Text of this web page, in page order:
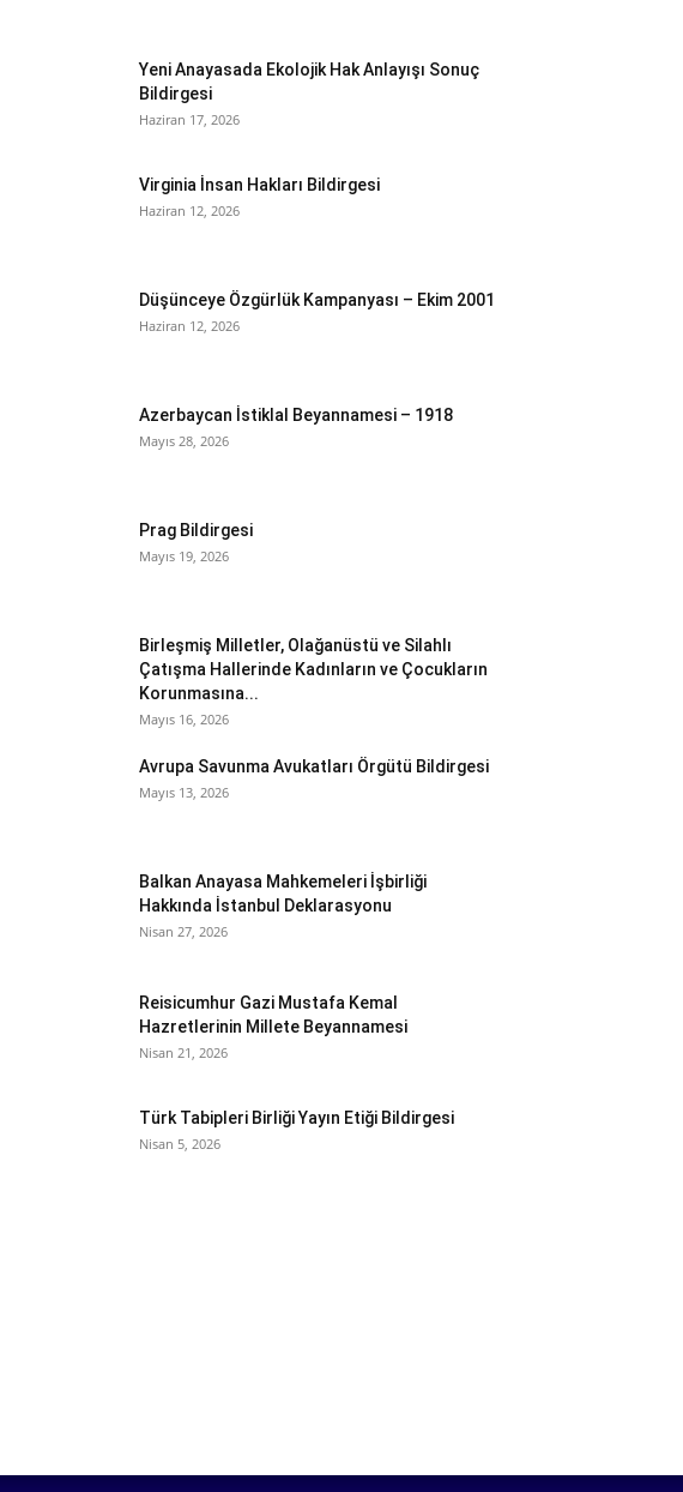
Yeni Anayasada Ekolojik Hak Anlayışı Sonuç
Bildirgesi
Haziran 17, 2026
Virginia İnsan Hakları Bildirgesi
Haziran 12, 2026
Düşünceye Özgürlük Kampanyası – Ekim 2001
Haziran 12, 2026
Azerbaycan İstiklal Beyannamesi – 1918
Mayıs 28, 2026
Prag Bildirgesi
Mayıs 19, 2026
Birleşmiş Milletler, Olağanüstü ve Silahlı
Çatışma Hallerinde Kadınların ve Çocukların
Korunmasına...
Mayıs 16, 2026
Avrupa Savunma Avukatları Örgütü Bildirgesi
Mayıs 13, 2026
Balkan Anayasa Mahkemeleri İşbirliği
Hakkında İstanbul Deklarasyonu
Nisan 27, 2026
Reisicumhur Gazi Mustafa Kemal
Hazretlerinin Millete Beyannamesi
Nisan 21, 2026
Türk Tabipleri Birliği Yayın Etiği Bildirgesi
Nisan 5, 2026